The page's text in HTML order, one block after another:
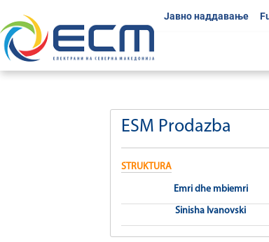
Јавно наддавање
ESM Prodazba
STRUKTURA
Emri dhe mbiemri
Sinisha Ivanovski